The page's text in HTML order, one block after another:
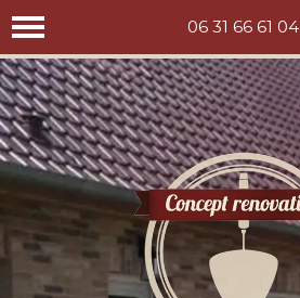
06 31 66 61 04
Concept rénovation